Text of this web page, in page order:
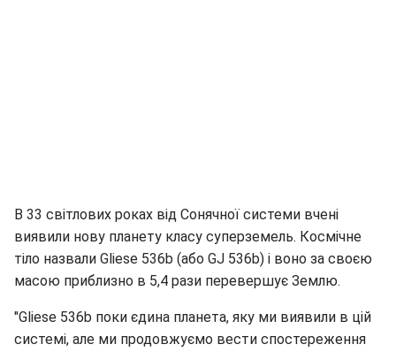
В 33 світлових роках від Сонячної системи вчені
виявили нову планету класу суперземель. Космічне
тіло назвали Gliese 536b (або GJ 536b) і воно за своєю
масою приблизно в 5,4 рази перевершує Землю.
"Gliese 536b поки єдина планета, яку ми виявили в цій
системі, але ми продовжуємо вести спостереження